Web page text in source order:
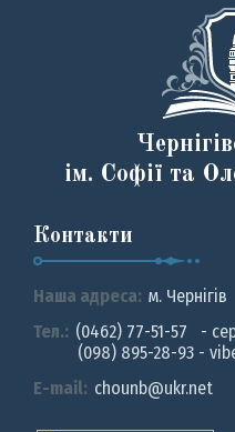
ім. Софії та
Контакти
Наша адреса: м. Чернiгiв
Тел.: (0462) 77-51-57 -
(098) 895-28-93 -
E-mail: chounb@ukr.net